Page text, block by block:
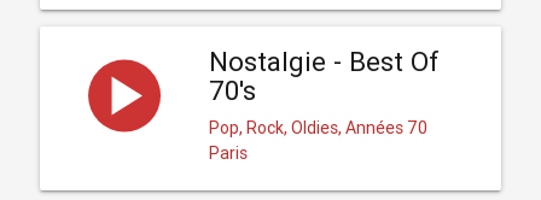
Nostalgie - Best Of
70's
Pop, Rock, Oldies, Années 70
Paris